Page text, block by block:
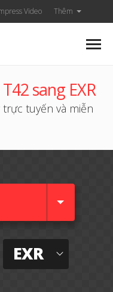
Video Thêm
sang EXR
tuyến và miễn
EXR